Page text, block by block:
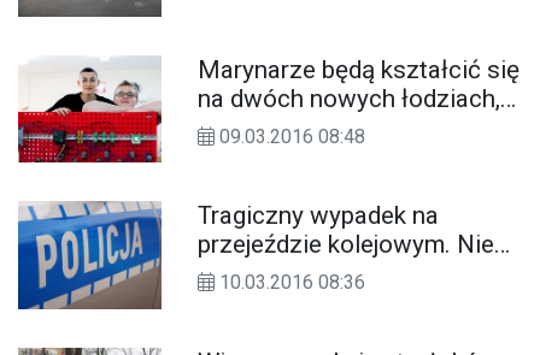
Marynarze będą kształcić się
na dwóch nowych łodziach,
powstanie też pracownia
09.03.2016 08:48
Tragiczny wypadek na
przejeździe kolejowym. Nie
żyje 39-letni mężczyzna
10.03.2016 08:36